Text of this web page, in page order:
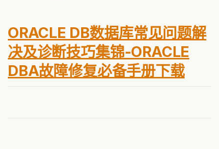
ORACLE DB数据库常见问题解
决及诊断技巧集锦-ORACLE
DBA故障修复必备手册下载